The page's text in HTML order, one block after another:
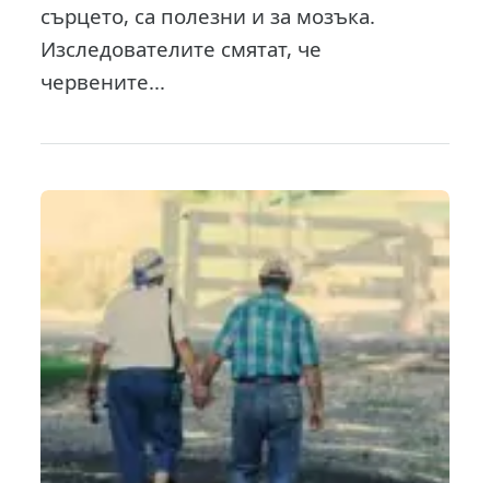
сърцето, са полезни и за мозъка.
Изследователите смятат, че
червените...